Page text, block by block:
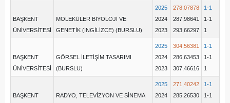
BAŞKENT
ÜNİVERSİTESİ
MOLEKÜLER BİYOLOJİ VE
GENETİK (İNGİLİZCE) (BURSLU)
2025
2024
2023
278,07878
287,98641
293,66297
1-1
1-1
1
BAŞKENT
ÜNİVERSİTESİ
GÖRSEL İLETİŞİM TASARIMI
(BURSLU)
2025
2024
2023
304,56381
286,63453
307,46616
1-1
1-1
1
BAŞKENT
RADYO, TELEVİZYON VE SİNEMA
2025
2024
271,40242
285,26530
1-1
1-1